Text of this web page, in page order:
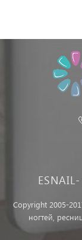
Copyright 2005-
ногтей,